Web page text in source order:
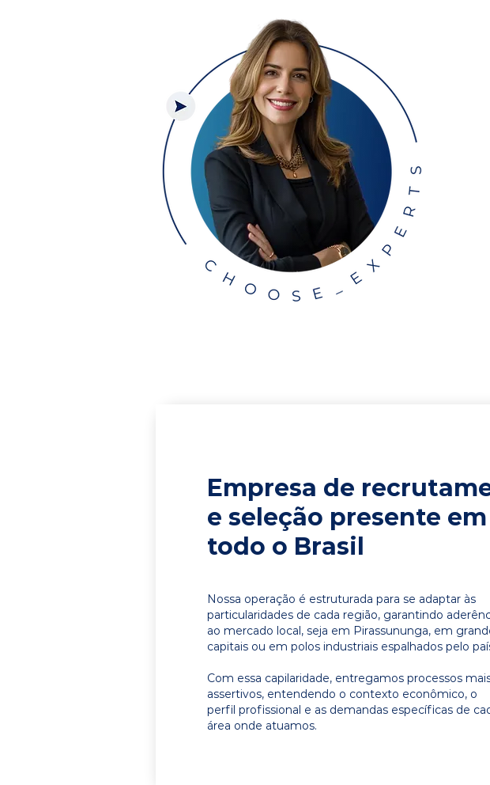
Empresa de
e seleção presente em
todo o Brasil
Nossa operação é estruturada para se adaptar às
particularidades de cada região, garantindo
ao mercado local, seja em Pirassununga, em
capitais ou em polos industriais espalhados pelo
Com essa capilaridade, entregamos processos
assertivos, entendendo o contexto econômico, o
perfil profissional e as demandas específicas de
área onde atuamos.